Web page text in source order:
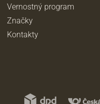
Vernostný program
Značky
Kontakty